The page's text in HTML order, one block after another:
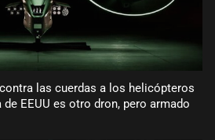
las cuerdas a los helicópteros
EEUU es otro dron, pero armado